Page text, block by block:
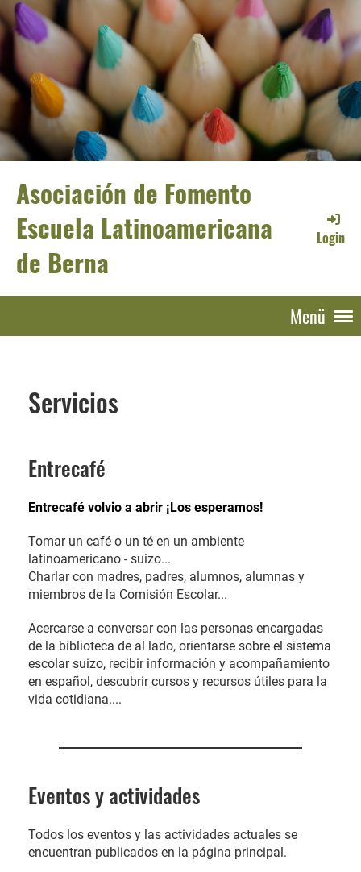
Asociación de Fomento
Escuela Latinoamericana
de Berna
Login
Menü
Servicios
Entrecafé
Entrecafé volvio a abrir ¡Los esperamos!
Tomar un café o un té en un ambiente
latinoamericano - suizo...
Charlar con madres, padres, alumnos, alumnas y
miembros de la Comisión Escolar...
Acercarse a conversar con las personas encargadas
de la biblioteca de al lado, orientarse sobre el sistema
escolar suizo, recibir información y acompañamiento
en español, descubrir cursos y recursos útiles para la
vida cotidiana....
Eventos y actividades
Todos los eventos y las actividades actuales se
encuentran publicados en la página principal.